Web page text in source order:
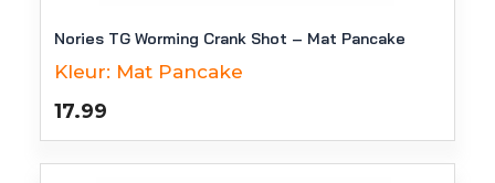
Nories TG Worming Crank Shot – Mat Pancake
Kleur: Mat Pancake
17.99